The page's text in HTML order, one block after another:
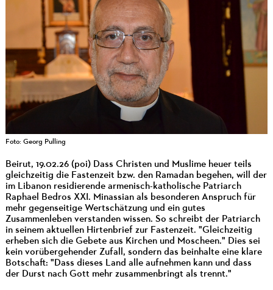
Foto: Georg Pulling
Beirut, 19.02.26 (poi) Dass Christen und Muslime heuer teils
gleichzeitig die Fastenzeit bzw. den Ramadan begehen, will der
im Libanon residierende armenisch-katholische Patriarch
Raphael Bedros XXI. Minassian als besonderen Anspruch für
mehr gegenseitige Wertschätzung und ein gutes
Zusammenleben verstanden wissen. So schreibt der Patriarch
in seinem aktuellen Hirtenbrief zur Fastenzeit. "Gleichzeitig
erheben sich die Gebete aus Kirchen und Moscheen." Dies sei
kein vorübergehender Zufall, sondern das beinhalte eine klare
Botschaft: "Dass dieses Land alle aufnehmen kann und dass
der Durst nach Gott mehr zusammenbringt als trennt."